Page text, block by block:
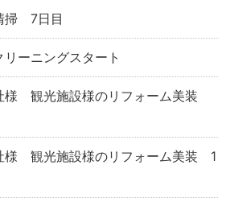
掃 7日目
ーニングスタート
様 観光施設様のリフォーム美装
様 観光施設様のリフォーム美装 1